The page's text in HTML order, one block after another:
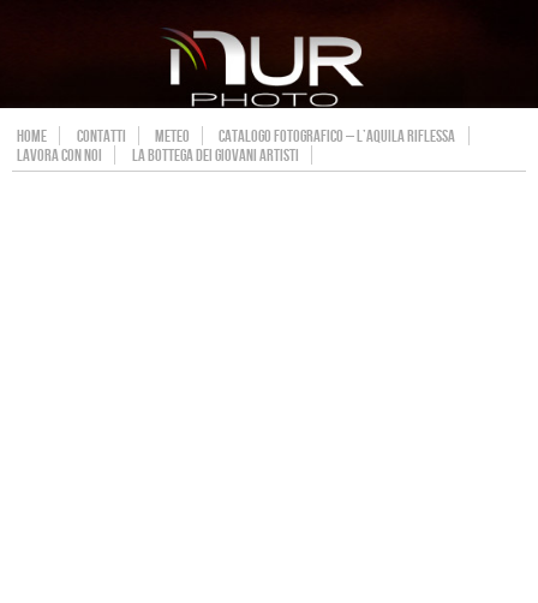
HOME CONTATTI METEO
CATALOGO FOTOGRAFICO – L’AQUILA RIFLESSA
LAVORA CON NOI
LA BOTTEGA DEI GIOVANI ARTISTI